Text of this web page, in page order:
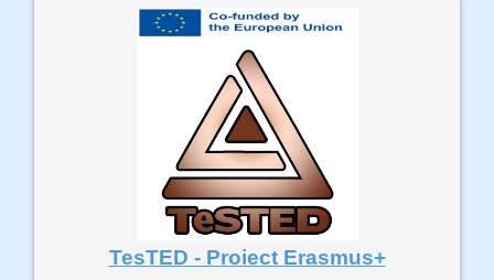
TesTED - Proiect Erasmus+